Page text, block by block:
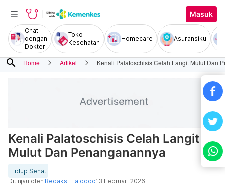
Masuk
Chat
dengan
Dokter
Toko
Kesehatan
Homecare Asuransiku
search Home Artikel Kenali Palatoschisis Celah Langit Mulut Dan
Kenali Palatoschisis Celah Langit
Mulut Dan Penanganannya
Hidup Sehat
Ditinjau oleh Redaksi Halodoc13 Februari 2026